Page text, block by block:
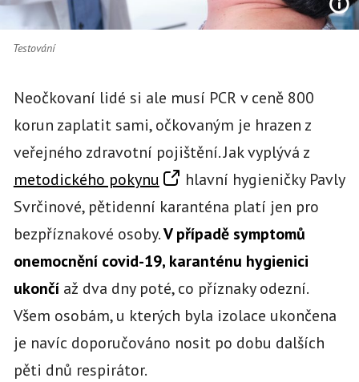
Testování
Neočkovaní lidé si ale musí PCR v ceně 800
korun zaplatit sami, očkovaným je hrazen z
veřejného zdravotní pojištění. Jak vyplývá z
metodického pokynu
hlavní hygieničky Pavly
Svrčinové, pětidenní karanténa platí jen pro
bezpříznakové osoby.V případě symptomů
onemocnění covid-19, karanténu hygienici
ukončíaž dva dny poté, co příznaky odezní.
Všem osobám, u kterých byla izolace ukončena
je navíc doporučováno nosit po dobu dalších
pěti dnů respirátor.